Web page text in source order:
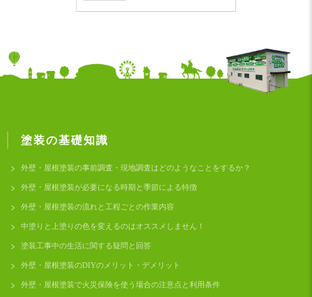
塗装の基礎知識
外壁・屋根塗装の事前調査・現地調査はどのようなことをするか？
外壁・屋根塗装が必要になる時期と季節による特徴
外壁・屋根塗装の流れと工程ごとの作業内容
中塗りと上塗りの色を変えるのはオススメしません！
塗装工事中の生活に関する疑問と回答
外壁・屋根塗装のDIYのメリット・デメリット
外壁・屋根塗装で火災保険を使う場合の注意点と利用条件